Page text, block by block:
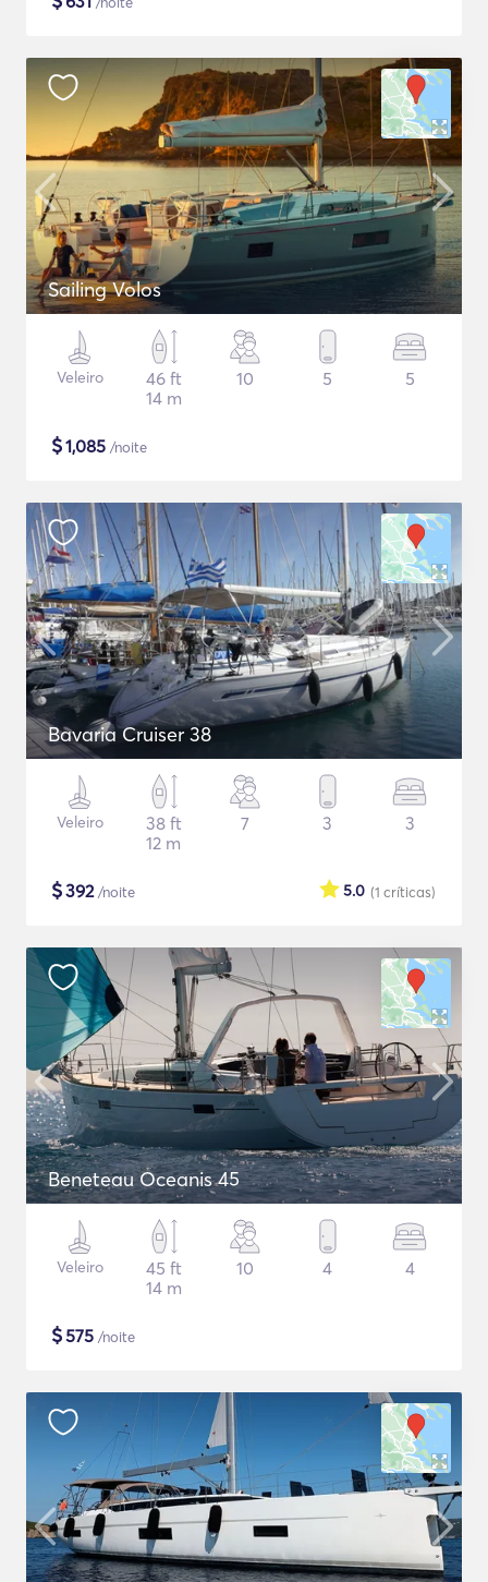
Sailing Volos
Veleiro
46 ft
14 m
10 5 5
$1,085 /noite
Bavaria Cruiser 38
Veleiro
38 ft
12 m
7 3 3
$392/noite (1 críticas)
5.0
Beneteau Oceanis 45
Veleiro
45 ft
14 m
10 4 4
$575 /noite